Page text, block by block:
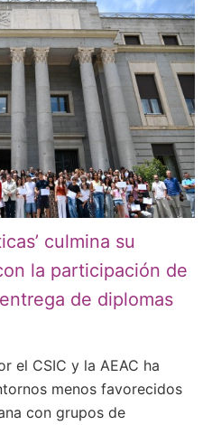
culmina su
la participación de
de diplomas
el CSIC y la AEAC ha
menos favorecidos
con grupos de